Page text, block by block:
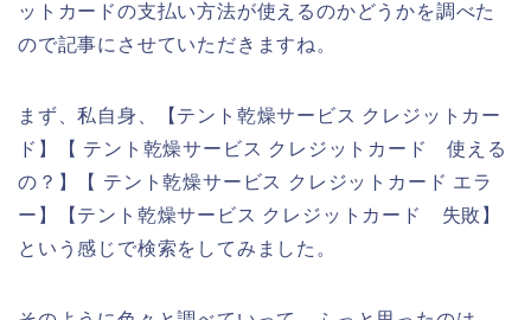
ットカードの支払い方法が使えるのかどうかを調べた
ので記事にさせていただきますね。
まず、私自身、【テント乾燥サービス クレジットカー
ド】【 テント乾燥サービス クレジットカード 使える
の？】【 テント乾燥サービス クレジットカード エラ
ー】【テント乾燥サービス クレジットカード 失敗】
という感じで検索をしてみました。